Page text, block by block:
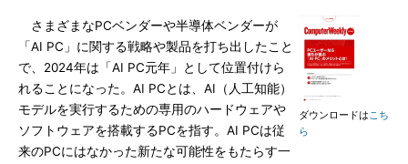
ダウンロードはこち
ら
さまざまなPCベンダーや半導体ベンダーが
「AI PC」に関する戦略や製品を打ち出したこと
で、2024年は「AI PC元年」として位置付けら
れることになった。AI PCとは、AI（人工知能）
モデルを実行するための専用のハードウェアや
ソフトウェアを搭載するPCを指す。AI PCは従
来のPCにはなかった新たな可能性をもたらす一